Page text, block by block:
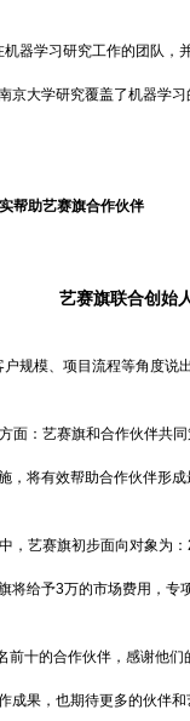
器学习研究工作的团队
京大学研究覆盖了机器学
帮助艺赛旗合作伙伴
艺赛旗联合创始
规模、项目流程等角度说
：艺赛旗和合作伙伴共
，将有效帮助合作伙伴形成
，艺赛旗初步面向对象为
将给予3万的市场费用，专
前十的合作伙伴，感谢他
成果，也期待更多的伙伴和